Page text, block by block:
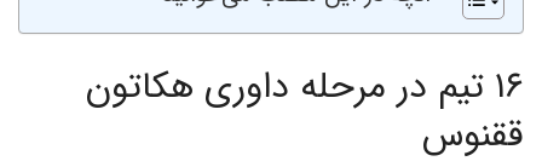
۱۶ تیم در مرحله داوری هکاتون
ققنوس